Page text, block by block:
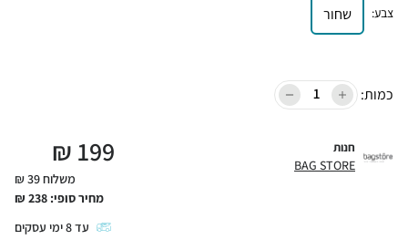
צבע: שחור
כמות:
חנות
BAG STORE
199
₪
משלוח 39 ₪
מחיר סופי: 238
₪
עד8ימי עסקים